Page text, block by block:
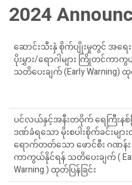
2024
ဆောင်းသီးနှံ စိုက်ပျိုးမှုတွင် အရေ
ပိုးမွှား/ရောဂါများ ကြိုတင်ကာ
သတိပေးချက် (Early Warning) ထု
ပင်လယ်နှင့်အနီးတဝိုက် ရေကြီးနစ်
ဒဏ်ခံရသော မိုးစပါးစိုက်ခင်းမျာ
ရောက်တတ်သော ဖောင်စီး ဂဏန်
ကာကွယ်နိုင်ရန် သတိပေးချက် (
Warning ) ထုတ်ပြန်ခြင်း